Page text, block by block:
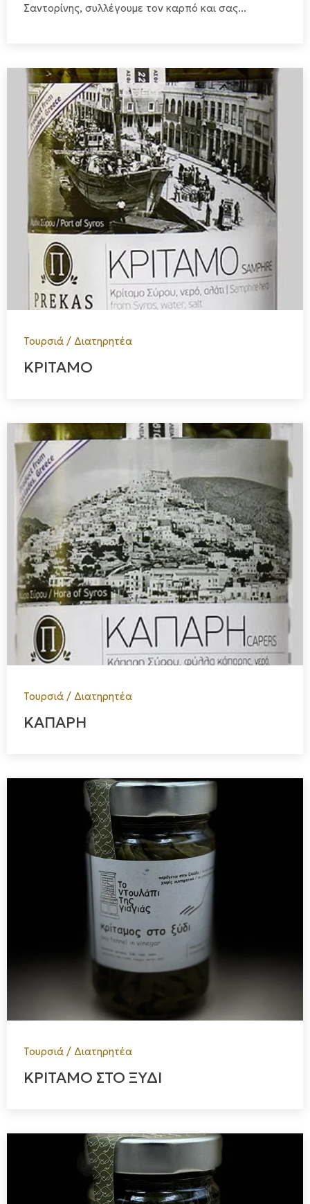
Σαντορίνης, συλλέγουμε τον καρπό και σας...
Τουρσιά / Διατηρητέα
ΚΡΙΤΑΜΟ
Τουρσιά / Διατηρητέα
ΚΑΠΑΡΗ
Τουρσιά / Διατηρητέα
ΚΡΙΤΑΜΟ ΣΤΟ ΞΥΔΙ